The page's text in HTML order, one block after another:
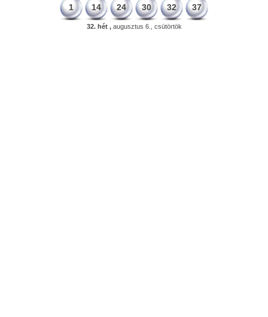
1 14 24 30 32 37
32. hét ,augusztus 6., csütörtök